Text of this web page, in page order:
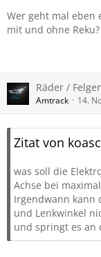
Wer geht mal eben
mit und ohne Reku?
Räder /
Amtrack 14.
Zitat von
was soll die
Achse bei
Irgendwann kann
und Lenkwinkel
und springt es an